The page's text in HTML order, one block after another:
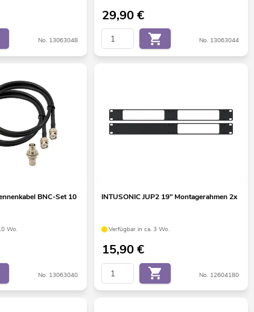
No. 13063048
29,90€
No. 13063044
BNC-Set 10
Wo.
No. 13063040
INTUSONIC JUP2 19" Montagerahmen 2x
Verfügbar in ca. 3 Wo.
15,90€
No. 12604180